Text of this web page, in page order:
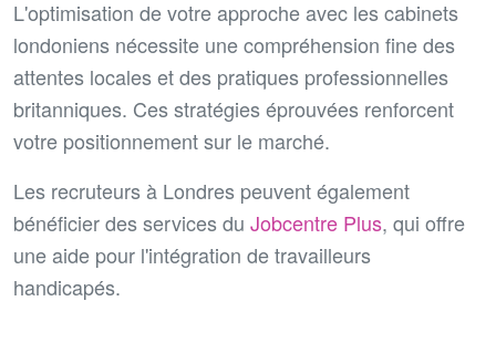
L'optimisation de votre approche avec les cabinets
londoniens nécessite une compréhension fine des
attentes locales et des pratiques professionnelles
britanniques. Ces stratégies éprouvées renforcent
votre positionnement sur le marché.
Les recruteurs à Londres peuvent également
bénéficier des services du Jobcentre Plus, qui offre
une aide pour l'intégration de travailleurs
handicapés.